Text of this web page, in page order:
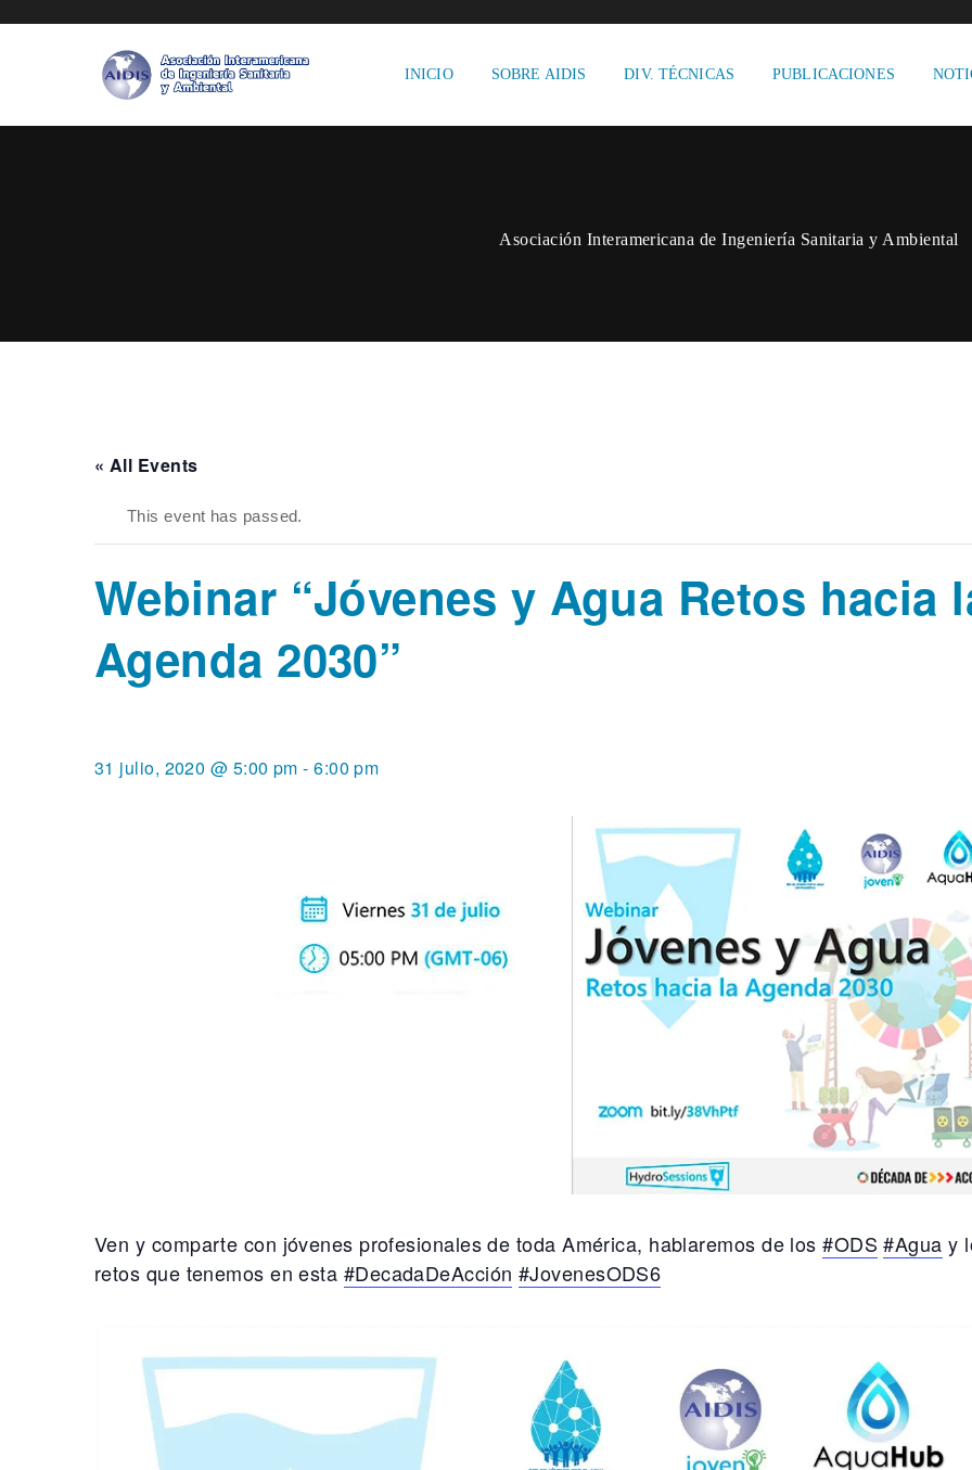
INICIO SOBRE AIDIS DIV. TÉCNICAS PUBLICACIONES
Asociación Interamericana de Ingeniería Sanitaria y Ambiental
« All Events
This event has passed.
Webinar “Jóvenes y Agua Retos hacia
Agenda 2030”
31 julio, 2020 @ 5:00 pm -6:00 pm
Ven y comparte con jóvenes profesionales de toda América, hablaremos de los#ODS #Agua y
retos que tenemos en esta #DecadaDeAcción #JovenesODS6